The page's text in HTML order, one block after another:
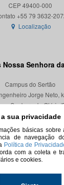
sua privacidade
básicas sobre
de navegação
Política de
com a coleta e
e cookies.
CEP 49400-000
Localização
Nossa Senhora
Campus do Sertão
Jorge Neto,
Senhora da Glória/
CEP 49680-000
Localização